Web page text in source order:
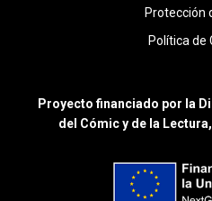
Protección
Política de
Proyecto financiado por la
del Cómic y de la